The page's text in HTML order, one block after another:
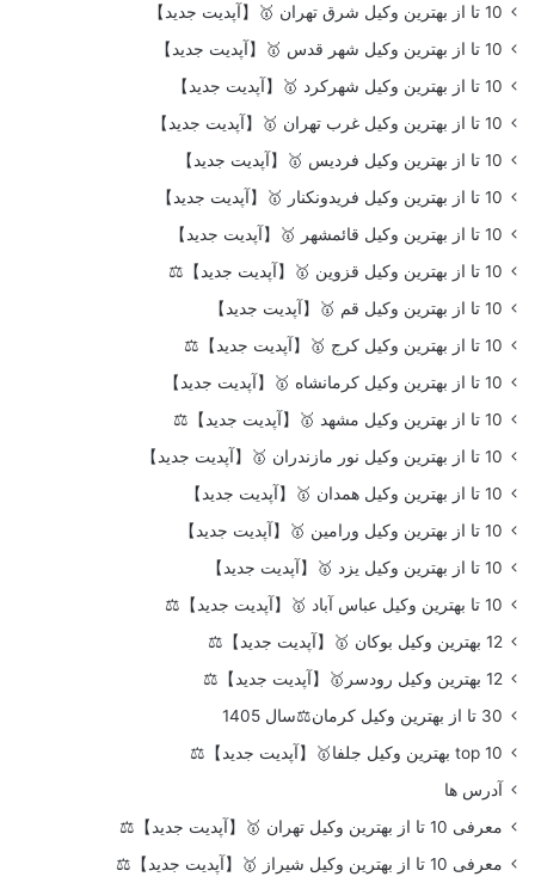
10 تا از بهترین وکیل شرق تهران 🥇【آپدیت جدید】
10 تا از بهترین وکیل شهر قدس 🥇【آپدیت جدید】
10 تا از بهترین وکیل شهرکرد 🥇【آپدیت جدید】
10 تا از بهترین وکیل غرب تهران 🥇【آپدیت جدید】
10 تا از بهترین وکیل فردیس 🥇【آپدیت جدید】
10 تا از بهترین وکیل فریدونکنار 🥇【آپدیت جدید】
10 تا از بهترین وکیل قائمشهر 🥇【آپدیت جدید】
10 تا از بهترین وکیل قزوین 🥇【آپدیت جدید】⚖️
10 تا از بهترین وکیل قم 🥇【آپدیت جدید】
10 تا از بهترین وکیل کرج 🥇【آپدیت جدید】⚖️
10 تا از بهترین وکیل کرمانشاه 🥇【آپدیت جدید】
10 تا از بهترین وکیل مشهد 🥇【آپدیت جدید】⚖️
10 تا از بهترین وکیل نور مازندران 🥇【آپدیت جدید】
10 تا از بهترین وکیل همدان 🥇【آپدیت جدید】
10 تا از بهترین وکیل ورامین 🥇【آپدیت جدید】
10 تا از بهترین وکیل یزد 🥇【آپدیت جدید】
10 تا بهترین وکیل عباس آباد 🥇【آپدیت جدید】⚖️
12 بهترین وکیل بوکان 🥇【آپدیت جدید】⚖️
12 بهترین وکیل رودسر🥇【آپدیت جدید】⚖️
30 تا از بهترین وکیل کرمان⚖️سال 1405
top 10 بهترین وکیل جلفا🥇【آپدیت جدید】⚖️
آدرس ها
معرفی 10 تا از بهترین وکیل تهران 🥇【آپدیت جدید】⚖️
معرفی 10 تا از بهترین وکیل شیراز 🥇【آپدیت جدید】⚖️